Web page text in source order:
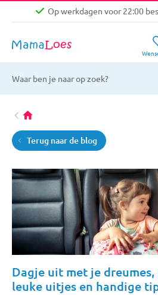
Op werkdagen voor 22:00
Gratis verzending
Op werkdagen voor 22:00
Terug naar de blog
Dagje uit met je
leuke uitjes en handige